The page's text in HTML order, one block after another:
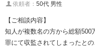
依頼者： 50代 男性
【ご相談内容】
知人が複数名の方から総額500
罪にて収監されてしまったと